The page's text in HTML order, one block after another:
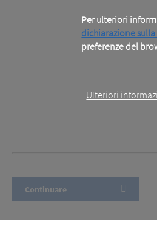
Per ulteriori
dichiarazione
preferenze del
Ulteriori